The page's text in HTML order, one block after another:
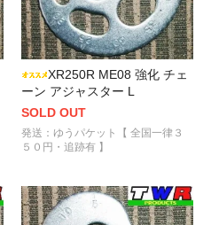
XR250R ME08 強化 チェ
ーン アジャスター L
SOLD OUT
発送：ゆうパケット【 全国一律３
５０円・追跡有 】